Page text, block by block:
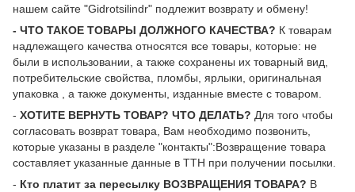
нашем сайте "Gidrotsilindr" подлежит возврату и обмену!
- ЧТО ТАКОЕ ТОВАРЫ ДОЛЖНОГО КАЧЕСТВА? К товарам
надлежащего качества относятся все товары, которые: не
были в использовании, а также сохранены их товарный вид,
потребительские свойства, пломбы, ярлыки, оригинальная
упаковка , а также документы, изданные вместе с товаром.
- ХОТИТЕ ВЕРНУТЬ ТОВАР? ЧТО ДЕЛАТЬ? Для того чтобы
согласовать возврат товара, Вам необходимо позвонить,
которые указаны в разделе "контакты":Возвращение товара
составляет указанные данные в ТТН при получении посылки.
- Кто платит за пересылку ВОЗВРАЩЕНИЯ ТОВАРА? В